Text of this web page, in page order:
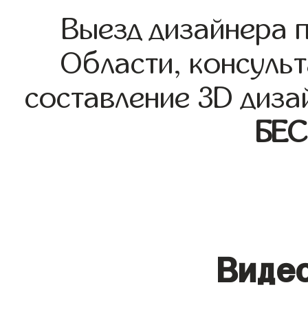
Выезд дизайнера
Области,
составление 3D